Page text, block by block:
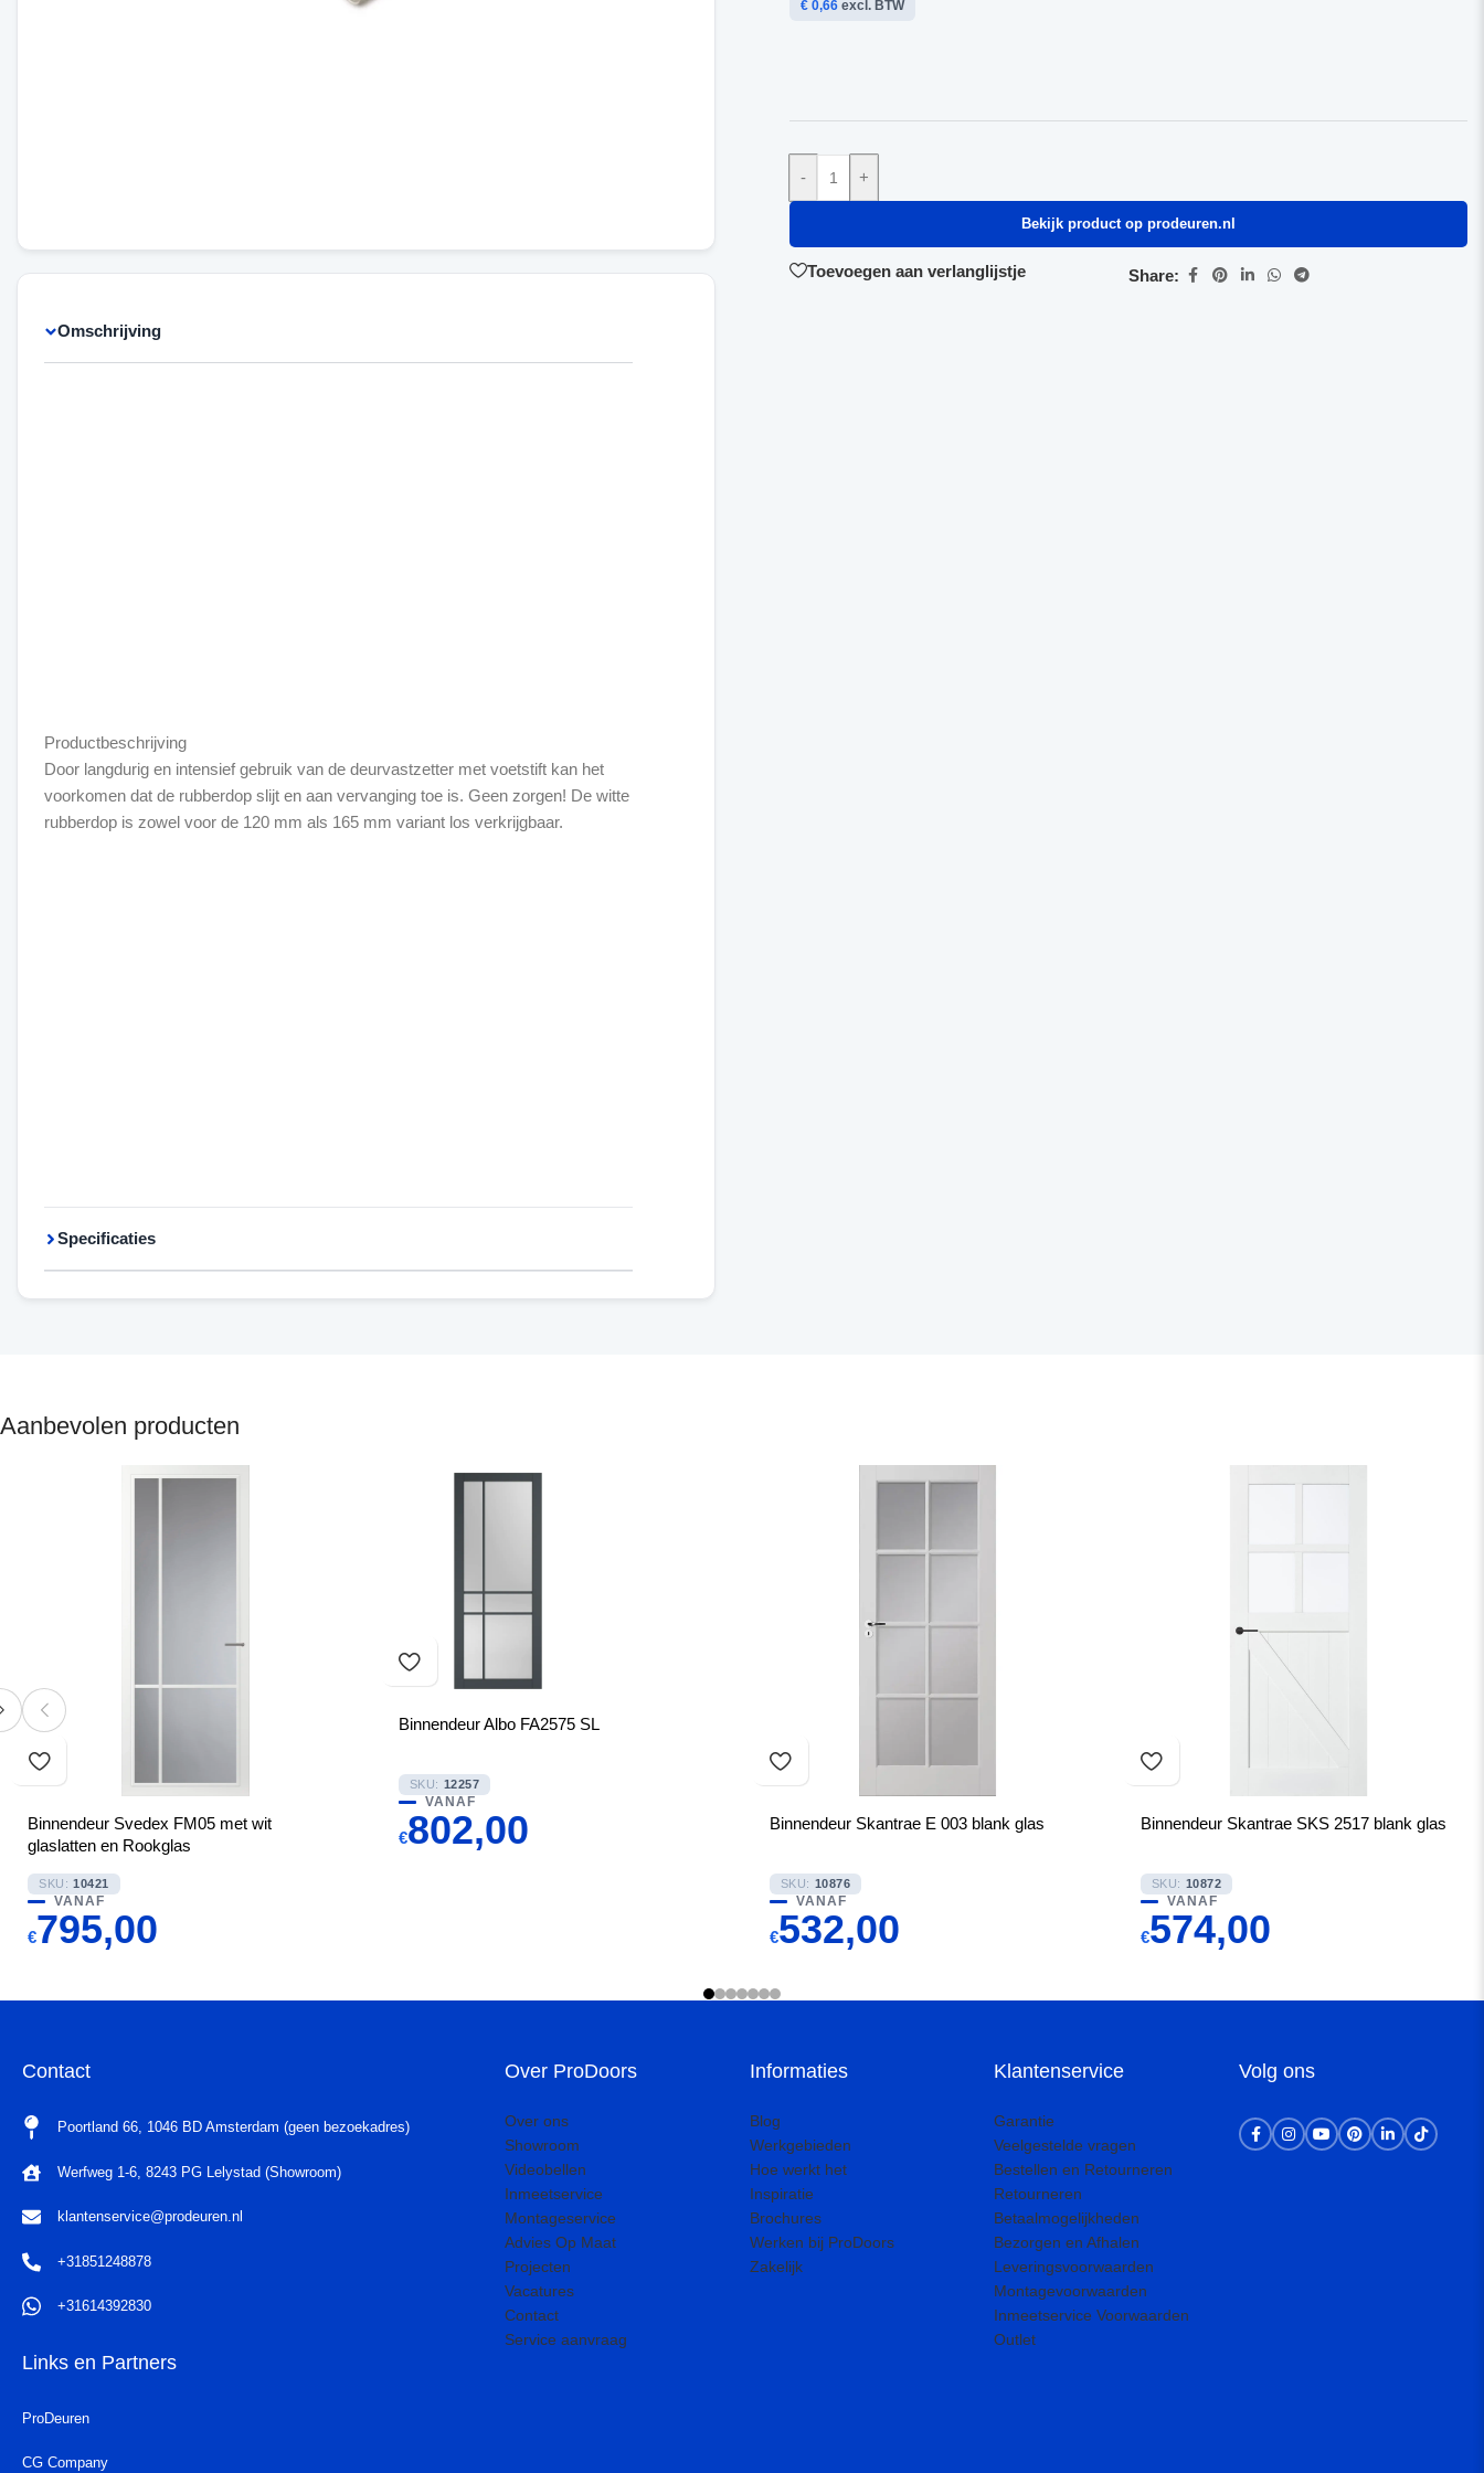
Omschrijving
Productbeschrijving
Door langdurig en intensief gebruik van de deurvastzetter met voetstift kan het
voorkomen dat de rubberdop slijt en aan vervanging toe is. Geen zorgen! De witte
rubberdop is zowel voor de 120 mm als 165 mm variant los verkrijgbaar.
Specificaties
€ 0,66 excl. BTW
- +
Bekijk product op prodeuren.nl
Toevoegen aan verlanglijstje Share:
Aanbevolen producten
Binnendeur Svedex FM05 met wit
glaslatten en Rookglas
SKU: 10421
VANAF
€795,00
Binnendeur Albo FA2575 SL
SKU: 12257
VANAF
€802,00 Binnendeur Skantrae E 003 blank glas
SKU: 10876
VANAF
€532,00
Binnendeur Skantrae SKS 2517 blank glas
SKU: 10872
VANAF
€574,00
Contact
Poortland 66, 1046 BD Amsterdam (geen bezoekadres)
Werfweg 1-6, 8243 PG Lelystad (Showroom)
klantenservice@prodeuren.nl
+31851248878
+31614392830
Links en Partners
ProDeuren
CG Company
Over ProDoors
Over ons
Showroom
Videobellen
Inmeetservice
Montageservice
Advies Op Maat
Projecten
Vacatures
Contact
Service aanvraag
Informaties
Blog
Werkgebieden
Hoe werkt het
Inspiratie
Brochures
Werken bij ProDoors
Zakelijk
Klantenservice
Garantie
Veelgestelde vragen
Bestellen en Retourneren
Retourneren
Betaalmogelijkheden
Bezorgen en Afhalen
Leveringsvoorwaarden
Montagevoorwaarden
Inmeetservice Voorwaarden
Outlet
Volg ons